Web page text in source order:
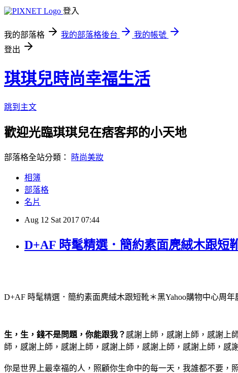
登入
我的部落格 我的部落格後台
我的帳號
登出
琪琪兒時尚幸福生活
跳到主文
歡迎光臨琪琪兒在痞客邦的小天地
部落格全站分類： 時尚美妝
相簿
部落格
名片
Aug 12 Sat 2017 07:44
D+AF 時髦精選．簡約素面麂絨木跟短
D+AF 時髦精選．簡約素面麂絨木跟短靴＊黑Yahoo購物中心周
生，生，錢不是問題，你能跟我？ 感謝上師，感謝上師，感謝上
師，感謝上師，感謝上師，感謝上師，感謝上師，感謝上師，
你是世界上最幸福的人，照顧你生命中的每一天，我誰都不要